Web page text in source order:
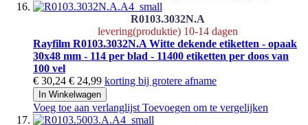
R0103.3032N.A
levering(produktie) 10-14 dagen
Rayfilm R0103.3032N.A Witte dekende etiketten - opaak
30x48 mm - 114 per blad - 11400 etiketten per doos van
100 vel
€ 30,24 € 24,99 korting bij grotere afname
In Winkelwagen
Voeg toe aan verlanglijst Toevoegen om te vergelijken